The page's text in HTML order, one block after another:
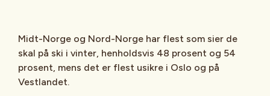
Midt-Norge og Nord-Norge har flest som sier de
skal på ski i vinter, henholdsvis 48 prosent og 54
prosent, mens det er flest usikre i Oslo og på
Vestlandet.